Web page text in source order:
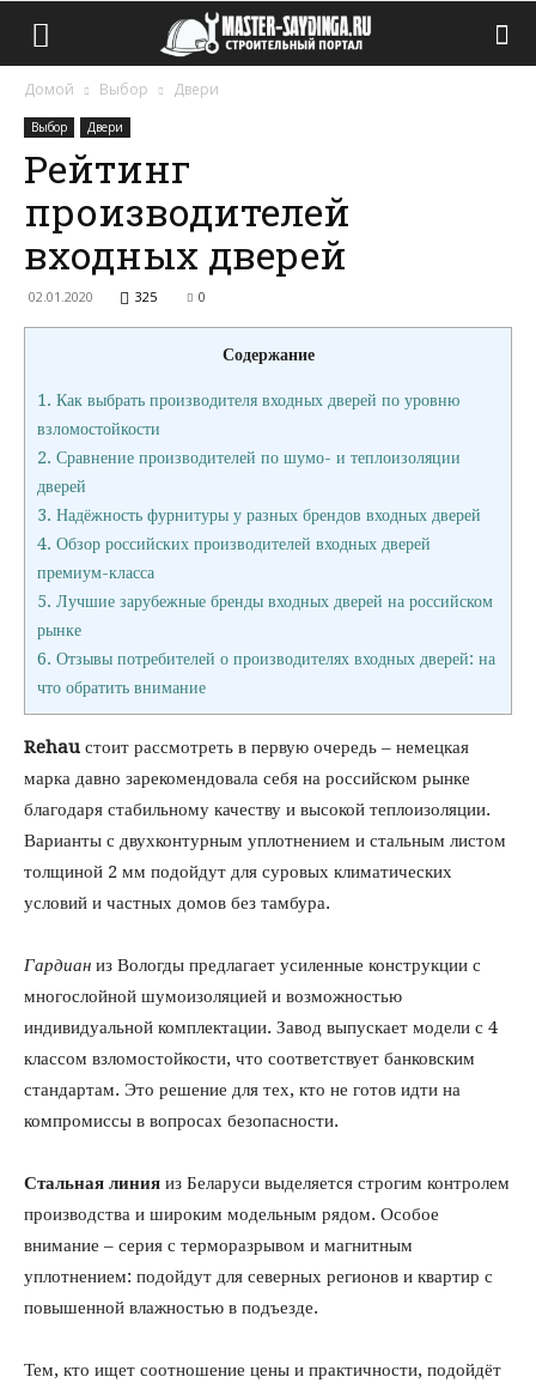
Домой Выбор Двери
Выбор Двери
Рейтинг
производителей
входных дверей
02.01.2020 325 0
Содержание
1. Как выбрать производителя входных дверей по уровню
взломостойкости
2. Сравнение производителей по шумо- и теплоизоляции
дверей
3. Надёжность фурнитуры у разных брендов входных дверей
4. Обзор российских производителей входных дверей
премиум-класса
5. Лучшие зарубежные бренды входных дверей на российском
рынке
6. Отзывы потребителей о производителях входных дверей: на
что обратить внимание
Rehau стоит рассмотреть в первую очередь – немецкая
марка давно зарекомендовала себя на российском рынке
благодаря стабильному качеству и высокой теплоизоляции.
Варианты с двухконтурным уплотнением и стальным листом
толщиной 2 мм подойдут для суровых климатических
условий и частных домов без тамбура.
Гардиан из Вологды предлагает усиленные конструкции с
многослойной шумоизоляцией и возможностью
индивидуальной комплектации. Завод выпускает модели с 4
классом взломостойкости, что соответствует банковским
стандартам. Это решение для тех, кто не готов идти на
компромиссы в вопросах безопасности.
Стальная линия из Беларуси выделяется строгим контролем
производства и широким модельным рядом. Особое
внимание – серия с терморазрывом и магнитным
уплотнением: подойдут для северных регионов и квартир с
повышенной влажностью в подъезде.
Тем, кто ищет соотношение цены и практичности, подойдёт